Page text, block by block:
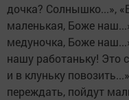
дочка? Солнышко...»,
маленькая, Боже
медуночка, Боже
нашу работаньку! Это
и в клуньку
переждать, пойдут